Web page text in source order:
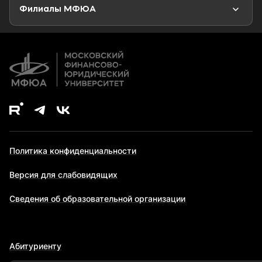
Дополнительное образование
Филиалы МФЮА
Политика конфиденциальности
Версия для слабовидящих
Сведения об образовательной организации
Абитуриенту